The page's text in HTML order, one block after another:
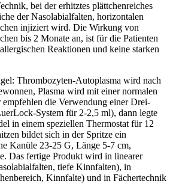
bei der erhitztes plättchenreiches
der Nasolabialfalten, horizontalen
injiziert wird. Die Wirkung von
bis 2 Monate an, ist für die Patienten
Reaktionen und keine starken
Thrombozyten-Autoplasma wird nach
Plasma wird mit einer normalen
die Verwendung einer Drei-
System für 2-2,5 ml), dann legte
in einem speziellen Thermostat für 12
bildet sich in der Spritze ein
Kanüle 23-25 G, Länge 5-7 cm,
Das fertige Produkt wird in linearer
tiefe Kinnfalten), in
Kinnfalte) und in Fächertechnik